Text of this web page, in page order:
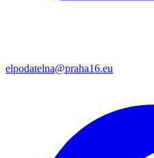
elpodatelna@praha16.eu